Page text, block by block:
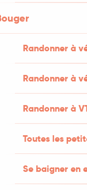
Randonner à
Randonner à
Randonner à
Toutes les
Se baigner en